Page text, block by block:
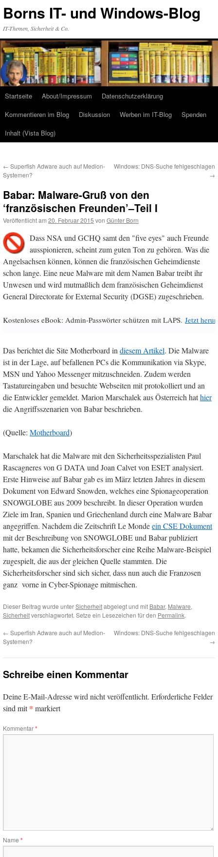
Inhalt
Borns IT- und Windows-Blog
IT-Themen, Sicherheit & Co.
Startseite About/Impressum
Datenschutzerklärung
Kommentieren im Blog
Diskussion Werben im IT-Blog
Spenden
Inhalt (Vista Blog)
← Superfish Adware auch auf Medion-
Systemen?
Windows: DNS-Suche fehlgeschlagen
→
Babar: Malware-Gruß von den
‘französischen Freunden’–Teil I
Veröffentlicht am 20. Februar 2015 von Günter Born
Dass NSA und GCHQ samt den "five eyes" auch Freunde
ausspionieren, scheint zum guten Ton zu gehören. Was die
Angelsachsen können, können die französischen Geheimdienste
schon lange. Eine neue Malware mit dem Namen Babar treibt ihr
Unwesen und wird mutmaßlich dem französischen Geheimdienst
General Directorate for External Security (DGSE) zugeschrieben.
Kostenloses eBook: Admin-Passwörter schützen mit LAPS. Jetzt
Das berichtet die Site Motherboard indiesem Artikel. Die Malware
ist in der Lage, auf befallenen PCs die Kommunikation via Skype,
MSN und Yahoo Messenger mitzuschneiden. Zudem werden
Tastatureingaben und besuchte Webseiten mit protokolliert und an
die Entwickler gemeldet. Marion Marschalek aus Österreich hathier
die Angriffsszenarien von Babar beschrieben.
(Quelle: Motherboard)
Marschalek hat die Malware mit den Sicherheitsspezialisten Paul
Rascagneres von G DATA und Joan Calvet von ESET analysiert.
Erste Hinweise auf Babar gab es im März letzten Jahres in diesem
Dokument ​von Edward Snowden, welches eine Spionageoperation
SNOWGLOBE aus 2009 beschreibt. In dieser Operation wurden
Ziele im Iran, Spanien und Griechenland durch eine Malware Babar
angegriffen. Nachdem die Zeitschrift Le Mondeein CSE Dokument
mit der Beschreibung von SNOWGLOBE und Babar publiziert
hatte, bekamen die Sicherheitsforscher eine Reihe Malware-Beispiel
zugespielt, die aus der gleichen Quelle stammten. Die
Sicherheitsforscher sind sich sicher, dass nun auch die Franzosen
ganz vorne in Cyber-Spionage mitmischen.
Dieser Beitrag wurde unterSicherheitabgelegt und mit Babar, Malware,
Sicherheitverschlagwortet. Setze ein Lesezeichen für den Permalink.
← Superfish Adware auch auf Medion-
Systemen?
Windows: DNS-Suche fehlgeschlagen
→
Schreibe einen Kommentar
Deine E-Mail-Adresse wird nicht veröffentlicht. Erforderliche Felder
sind mit* markiert
Kommentar*
Name *